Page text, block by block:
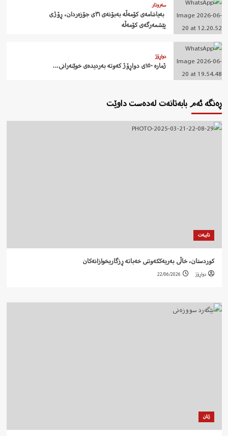
سەروتار
‍ بەیاننامەی کۆمەڵە بەبۆنەی ٣١ی جۆزەردان، ڕۆژی
پێشمەرگەی کۆمەڵە
دواڕۆژ
ژمارە ١٥٠ی دواڕۆژ کەوتە بەردیدەی خوێنەرانی…
ڕەنگە ئەم بابەتانەت لەدەست داوێت
تایبەت
کوردستان، خاڵی بەریەککەوتنی خەباتە ڕزگاریخوازانەکان
دواڕۆژ 22/06/2026
ژنان